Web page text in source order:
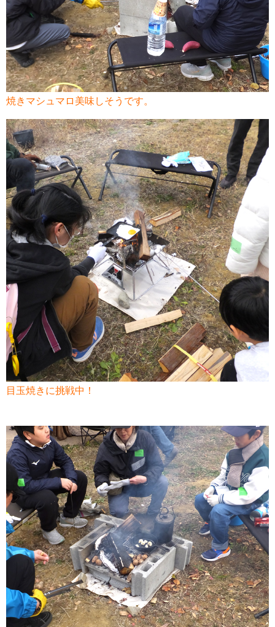
焼きマシュマロ美味しそうです。
目玉焼きに挑戦中！